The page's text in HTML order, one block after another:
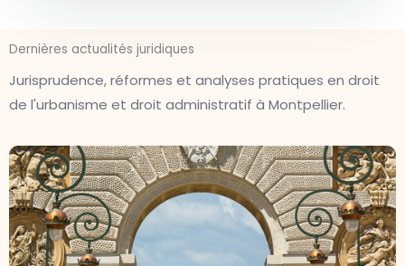
Dernières actualités juridiques
Jurisprudence, réformes et analyses pratiques en droit
de l'urbanisme et droit administratif à Montpellier.